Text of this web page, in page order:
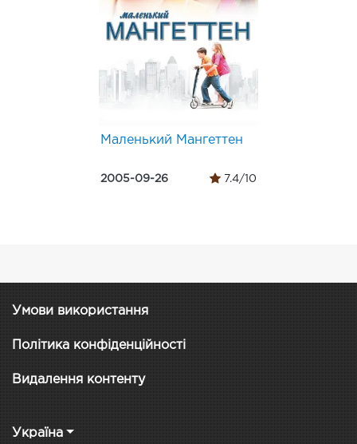
Маленький Мангеттен
2005-09-26 7.4/10
Умови використання
Політика конфіденційності
Видалення контенту
Україна